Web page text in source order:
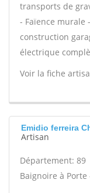
transports de
- Faïence murale
construction
électrique
Voir la fiche
Emidio ferreira
Artisan
Département: 89
Baignoire à Porte